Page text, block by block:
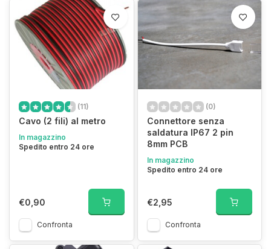
(11)
Cavo (2 fili) al metro
In magazzino
Spedito entro 24 ore
€0,90
Confronta
(0)
Connettore senza
saldatura IP67 2 pin
8mm PCB
In magazzino
Spedito entro 24 ore
€2,95
Confronta